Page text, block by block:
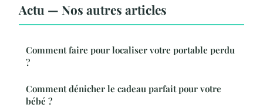
Actu — Nos autres articles
Comment faire pour localiser votre portable perdu
?
Comment dénicher le cadeau parfait pour votre
bébé ?